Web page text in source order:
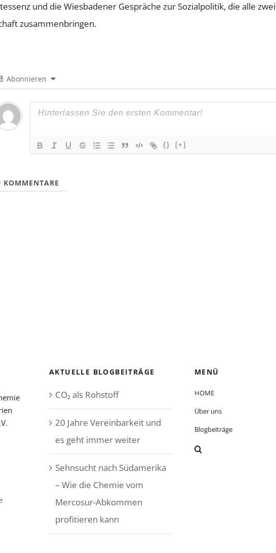
und die Wiesbadener Gespräche zur Sozialpolitik, die alle
zusammenbringen.
Abonnieren
{} [+]
KOMMENTARE
AKTUELLE BLOGBEITRÄGE
CO₂ als Rohstoff
20 Jahre Vereinbarkeit und
es geht immer weiter
Sehnsucht nach Südamerika
– Wie die Chemie vom
Mercosur-Abkommen
profitieren kann
MENÜ
HOME
Über uns
Blogbeiträge